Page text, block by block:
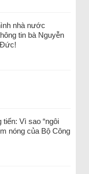
nhà nước
tin bà Nguyễn
Vì sao “ngôi
nóng của Bộ Công